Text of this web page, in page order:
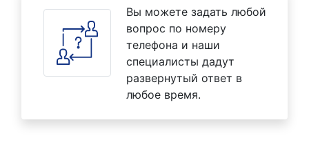
Вы можете задать любой
вопрос по номеру
телефона и наши
специалисты дадут
развернутый ответ в
любое время.